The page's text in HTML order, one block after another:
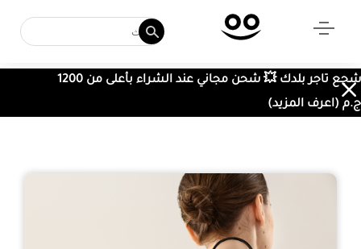
شجع تاجر بلدك 💥 شحن مجاني عند الشراء بأعلى من 1200
ج.م (اعرف المزيد)